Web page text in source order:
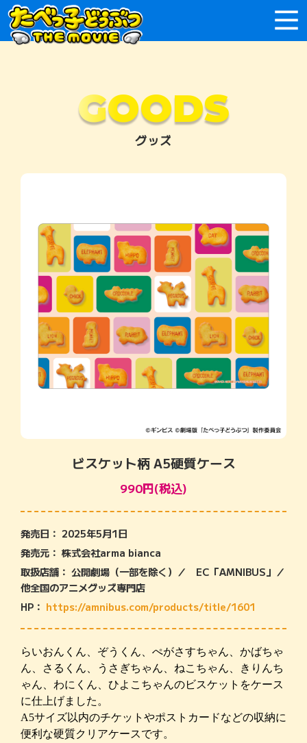
GOODS
グッズ
ビスケット柄 A5硬質ケース
990円(税込)
発売日： 2025年5月1日
発売元： 株式会社arma bianca
取扱店舗： 公開劇場（一部を除く）／ EC「AMNIBUS」／
他全国のアニメグッズ専門店
HP： https://amnibus.com/products/title/1601
らいおんくん、ぞうくん、ぺがさすちゃん、かばちゃ
ん、さるくん、うさぎちゃん、ねこちゃん、きりんち
ゃん、わにくん、ひよこちゃんのビスケットをケース
に仕上げました。
A5サイズ以内のチケットやポストカードなどの収納に
便利な硬質クリアケースです。